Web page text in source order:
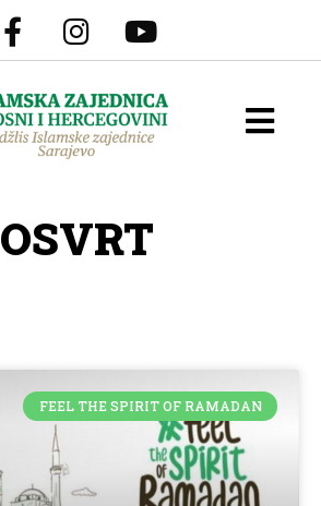
OSVRT
FEEL THE SPIRIT OF RAMADAN